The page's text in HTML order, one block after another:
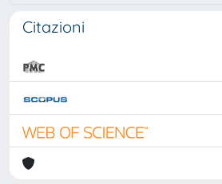
Citazioni